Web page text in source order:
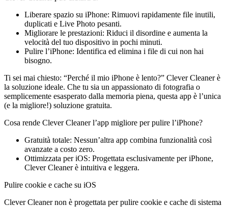
Liberare spazio su iPhone: Rimuovi rapidamente file inutili,
duplicati e Live Photo pesanti.
Migliorare le prestazioni: Riduci il disordine e aumenta la
velocità del tuo dispositivo in pochi minuti.
Pulire l’iPhone: Identifica ed elimina i file di cui non hai
bisogno.
Ti sei mai chiesto: “Perché il mio iPhone è lento?” Clever Cleaner è
la soluzione ideale. Che tu sia un appassionato di fotografia o
semplicemente esasperato dalla memoria piena, questa app è l’unica
(e la migliore!) soluzione gratuita.
Cosa rende Clever Cleaner l’app migliore per pulire l’iPhone?
Gratuità totale: Nessun’altra app combina funzionalità così
avanzate a costo zero.
Ottimizzata per iOS: Progettata esclusivamente per iPhone,
Clever Cleaner è intuitiva e leggera.
Pulire cookie e cache su iOS
Clever Cleaner non è progettata per pulire cookie e cache di sistema